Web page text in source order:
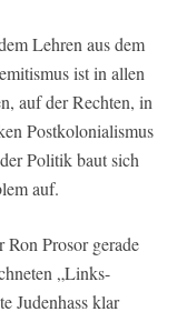
Lehren aus dem
ist in allen
auf der Rechten, in
Postkolonialismus
Politik baut sich
auf.
Ron Prosor gerade
„Links-
Judenhass klar